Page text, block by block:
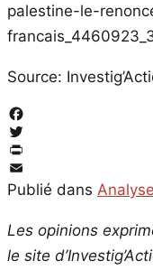
palestine-le-
Source:
Facebook
Twitter
PrintFriendly
Email
Publié dans
Les opinions
le site